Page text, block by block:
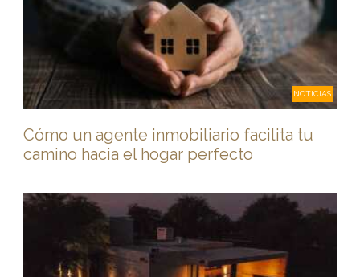
NOTICIAS
Cómo un agente inmobiliario facilita tu
camino hacia el hogar perfecto